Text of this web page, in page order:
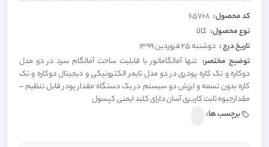
کد محصول: 65708
نوع محصول: کالا
تاریخ درج : دوشنبه 25 فروردین 1399
توضیح مختصر: تنها آمالگاماتور با قابلیت ساخت آمالگام سرد در دو مدل
دوکاره و تک کاره پودری در دو مدل تایمر الکترونیکی و دیجیتال دوکاره و تک
کاره بدون تسمه و لرزش دو سیستم در یک دستگاه مقدار پودر قابل تنظیم –
مقدارجیوه ثابت کاربری آسان دارای کلید ایمنی کپسول
برچسب ها: